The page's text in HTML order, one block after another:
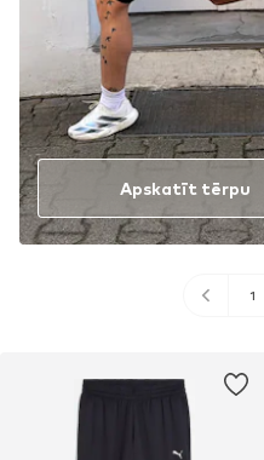
Apskatīt tērpu
1